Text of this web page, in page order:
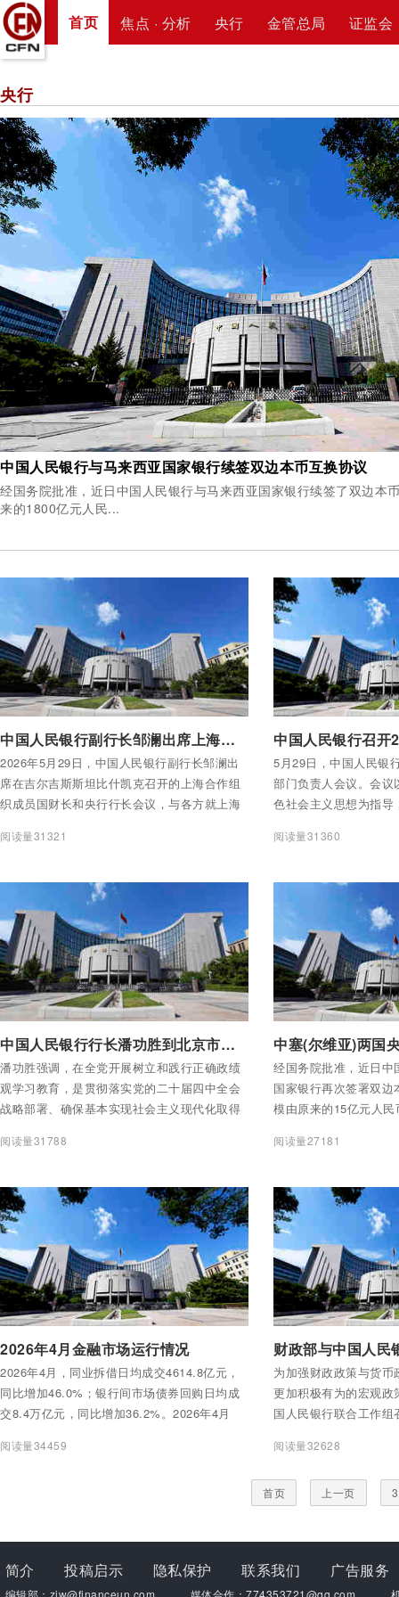
首页 焦点 · 分析 央行 金管总局 证监会
央行
中国人民银行与马来西亚国家银行续签双边本币互换协议
经国务院批准，近日中国人民银行与马来西亚国家银行续签了双边本
来的1800亿元人民...
中国人民银行副行长邹澜出席上海合作组织成员国财长和央行行长会议
2026年5月29日，中国人民银行副行长邹澜出
席在吉尔吉斯斯坦比什凯克召开的上海合作组
织成员国财长和央行行长会议，与各方就上海
融稳定风险等议题进行讨论。会议期间，邹澜
艾别科维奇·科祖别科夫，就深化双方合作交换
了意见。
阅读量31321
5月29日，中国人民银
部门负责人会议。会
色社会主义思想为指
议和中国人民银行工
行党委书记、行长潘
监委驻中国人民银行
民银行党委委员曲吉
阅读量31360
中国人民银行行长潘功胜到北京市分行调研督导树立和践行正确政绩观学习教育开展情况
潘功胜强调，在全党开展树立和践行正确政绩
观学习教育，是贯彻落实党的二十届四中全会
战略部署、确保基本实现社会主义现代化取得
旨、夯实党的执政根基的重要举措，是巩固拓
从严治党的有效途径。人民银行系统各级党组
织要深入学习贯彻习近平总书记重要讲话和重
要指示批示精神，认真落实中央树立和践行正
确政绩观学习教育各项部署要求。
阅读量31788
经国务院批准，近日
国家银行再次签署双
模由原来的15亿元人
尔，协议有效期五年
有助于进一步深化两
边贸易和投资便利化，
阅读量27181
2026年4月金融市场运行情况
2026年4月，同业拆借日均成交4614.8亿元，
同比增加46.0%；银行间市场债券回购日均成
交8.4万亿元，同比增加36.2%。2026年4月
场债券回购未到期余额10.5万亿元。
阅读量34459
为加强财政政策与货
更加积极有为的宏观
国人民银行联合工作
党委委员、副行长邹澜
阅读量32628
首页 上一页 3
简介 投稿启示 隐私保护 联系我们 广告服务
编辑部：zjw@financeun.com 媒体合作：774353721@qq.com